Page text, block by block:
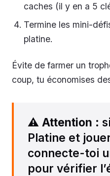
caches (il y en a 5
Termine les mini-
platine.
Évite de farmer un
coup, tu économises
⚠️ Attention :
Platine et
connecte-toi
pour vérifier